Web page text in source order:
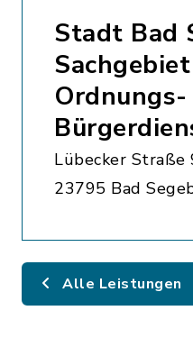
Stadt Bad
Ordnungs-
Lübecker Straße
23795 Bad
Alle Leistungen